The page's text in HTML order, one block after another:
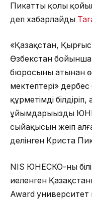
Пикаттың қолы
деп хабарлайды
«Қазақстан,
Өзбекстан
бюросының атынан
мектептері»
құрметімді
ұйымдарыңыздың
сыйақысын жеңіп
делінген Криста
NIS ЮНЕСКО-ның
иеленген
Award